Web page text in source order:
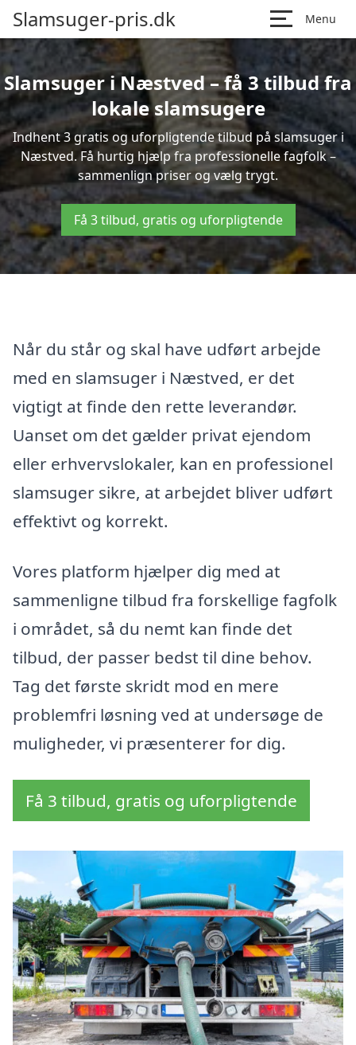
Slamsuger-pris.dk Menu
Slamsuger i Næstved – få 3 tilbud fra
lokale slamsugere
Indhent 3 gratis og uforpligtende tilbud på slamsuger i
Næstved. Få hurtig hjælp fra professionelle fagfolk –
sammenlign priser og vælg trygt.
Få 3 tilbud, gratis og uforpligtende
Når du står og skal have udført arbejde
med en slamsuger i Næstved, er det
vigtigt at finde den rette leverandør.
Uanset om det gælder privat ejendom
eller erhvervslokaler, kan en professionel
slamsuger sikre, at arbejdet bliver udført
effektivt og korrekt.
Vores platform hjælper dig med at
sammenligne tilbud fra forskellige fagfolk
i området, så du nemt kan finde det
tilbud, der passer bedst til dine behov.
Tag det første skridt mod en mere
problemfri løsning ved at undersøge de
muligheder, vi præsenterer for dig.
Få 3 tilbud, gratis og uforpligtende